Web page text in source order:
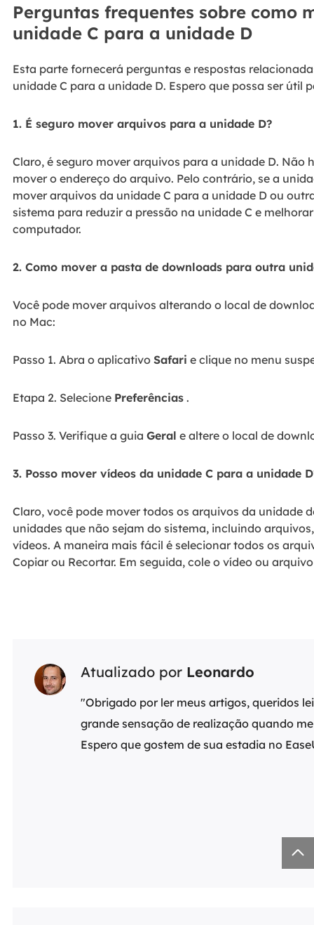
Perguntas frequentes sobre como
unidade C para a unidade D
Esta parte fornecerá perguntas e respostas
unidade C para a unidade D. Espero que possa ser útil
1. É seguro mover arquivos para a unidade D?
Claro, é seguro mover arquivos para a unidade D. Não
mover o endereço do arquivo. Pelo contrário, se a
mover arquivos da unidade C para a unidade D ou
sistema para reduzir a pressão na unidade C e
computador.
2. Como mover a pasta de downloads para outra
Você pode mover arquivos alterando o local de
no Mac:
Passo 1. Abra o aplicativo Safari e clique no menu
Etapa 2. Selecione Preferências.
Passo 3. Verifique a guia Geral e altere o local de
3. Posso mover vídeos da unidade C para a unidade
Claro, você pode mover todos os arquivos da unidade
unidades que não sejam do sistema, incluindo
vídeos. A maneira mais fácil é selecionar todos os
Copiar ou Recortar. Em seguida, cole o vídeo ou
Atualizado por Leonardo
"Obrigado por ler meus artigos, queridos
grande sensação de realização quando
Espero que gostem de sua estadia no
